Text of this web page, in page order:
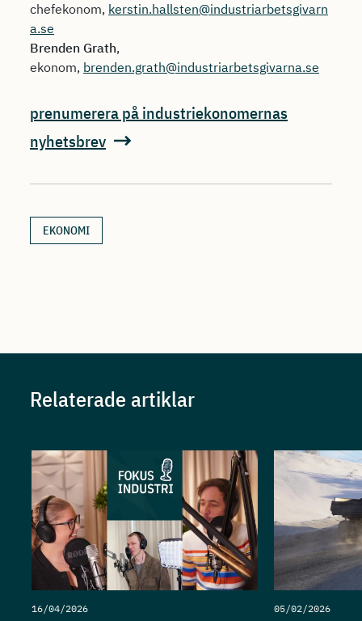
chefekonom, kerstin.hallsten@industriarbetsgivarn
a.se
Brenden Grath,
ekonom, brenden.grath@industriarbetsgivarna.se
prenumerera på industriekonomernas
nyhetsbrev
EKONOMI
Relaterade artiklar
16/04/2026 05/02/2026